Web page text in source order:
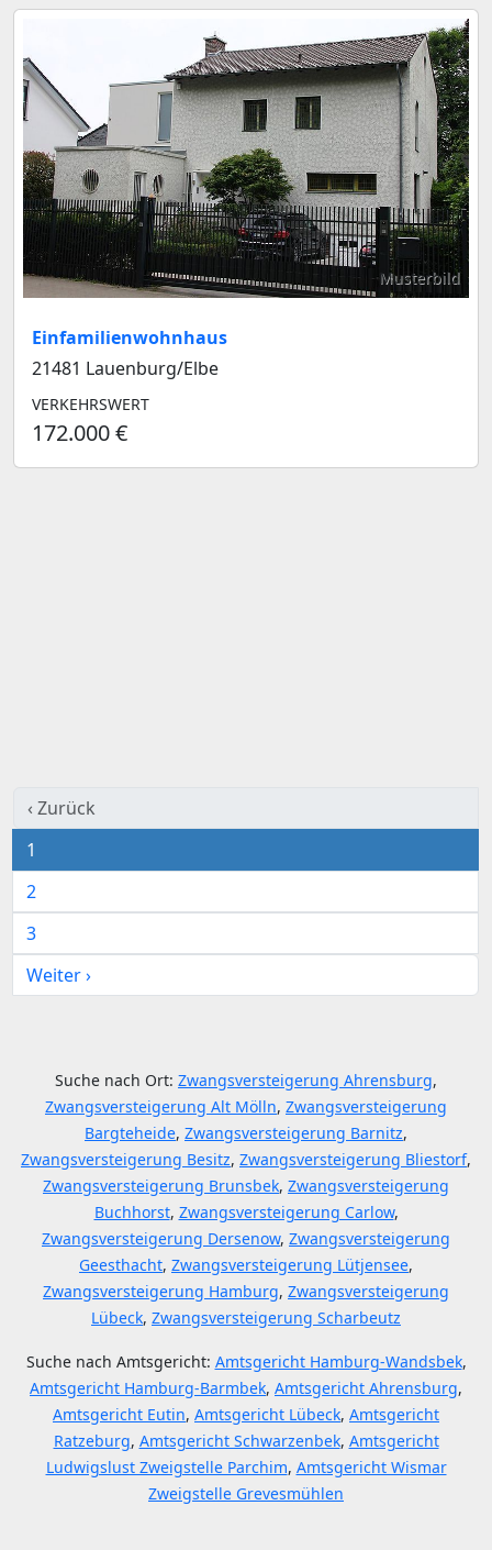
Musterbild
Einfamilienwohnhaus
21481 Lauenburg/Elbe
VERKEHRSWERT
172.000 €
‹ Zurück
1
2
3
Weiter ›
Suche nach Ort: Zwangsversteigerung Ahrensburg,
Zwangsversteigerung Alt Mölln, Zwangsversteigerung
Bargteheide, Zwangsversteigerung Barnitz,
Zwangsversteigerung Besitz, Zwangsversteigerung Bliestorf,
Zwangsversteigerung Brunsbek, Zwangsversteigerung
Buchhorst, Zwangsversteigerung Carlow,
Zwangsversteigerung Dersenow, Zwangsversteigerung
Geesthacht, Zwangsversteigerung Lütjensee,
Zwangsversteigerung Hamburg, Zwangsversteigerung
Lübeck, Zwangsversteigerung Scharbeutz
Suche nach Amtsgericht: Amtsgericht Hamburg-Wandsbek,
Amtsgericht Hamburg-Barmbek, Amtsgericht Ahrensburg,
Amtsgericht Eutin, Amtsgericht Lübeck, Amtsgericht
Ratzeburg, Amtsgericht Schwarzenbek, Amtsgericht
Ludwigslust Zweigstelle Parchim, Amtsgericht Wismar
Zweigstelle Grevesmühlen